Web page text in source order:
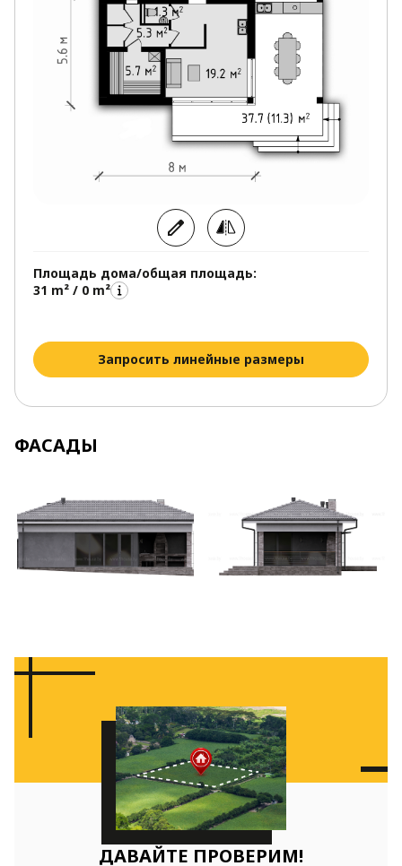
Площадь дома/общая площадь:
31 m² / 0 m²
Запросить линейные размеры
ФАСАДЫ
ДАВАЙТЕ ПРОВЕРИМ!